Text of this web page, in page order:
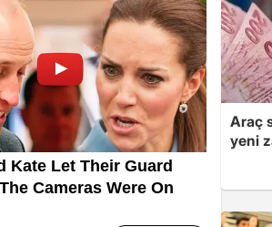
Araç
yeni